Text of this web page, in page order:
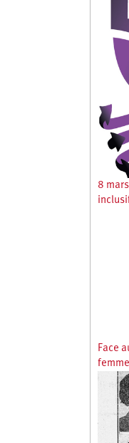
8
Face